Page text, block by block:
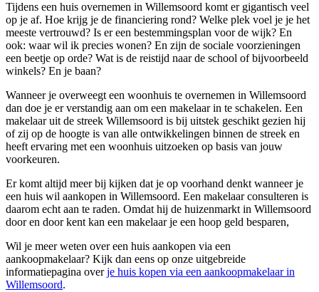
Tijdens een huis overnemen in Willemsoord komt er gigantisch veel
op je af. Hoe krijg je de financiering rond? Welke plek voel je je het
meeste vertrouwd? Is er een bestemmingsplan voor de wijk? En
ook: waar wil ik precies wonen? En zijn de sociale voorzieningen
een beetje op orde? Wat is de reistijd naar de school of bijvoorbeeld
winkels? En je baan?
Wanneer je overweegt een woonhuis te overnemen in Willemsoord
dan doe je er verstandig aan om een makelaar in te schakelen. Een
makelaar uit de streek Willemsoord is bij uitstek geschikt gezien hij
of zij op de hoogte is van alle ontwikkelingen binnen de streek en
heeft ervaring met een woonhuis uitzoeken op basis van jouw
voorkeuren.
Er komt altijd meer bij kijken dat je op voorhand denkt wanneer je
een huis wil aankopen in Willemsoord. Een makelaar consulteren is
daarom echt aan te raden. Omdat hij de huizenmarkt in Willemsoord
door en door kent kan een makelaar je een hoop geld besparen,
Wil je meer weten over een huis aankopen via een
aankoopmakelaar? Kijk dan eens op onze uitgebreide
informatiepagina overje huis kopen via een aankoopmakelaar in
Willemsoord.